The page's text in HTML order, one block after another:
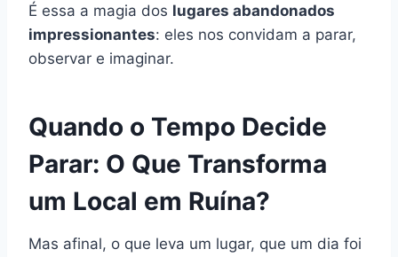
É essa a magia dos lugares abandonados
impressionantes: eles nos convidam a parar,
observar e imaginar.
Quando o Tempo Decide
Parar: O Que Transforma
um Local em Ruína?
Mas afinal, o que leva um lugar, que um dia foi